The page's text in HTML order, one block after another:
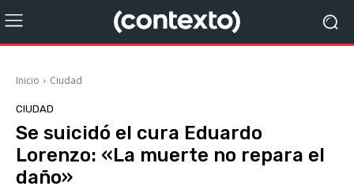
Inicio Ciudad
CIUDAD
Se suicidó el cura Eduardo
Lorenzo: «La muerte no repara el
daño»